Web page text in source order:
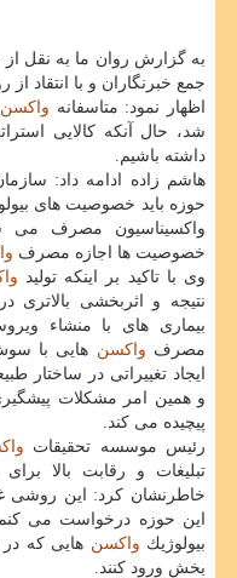
به گزارش روان ما به نقل
جمع خبرنگاران و با انتقاد
اظهار نمود: متاسفانه واكسن
شد، حال آنكه كالایی
داشته باشیم.
هاشم زاده ادامه داد:
حوزه باید خصوصیت های
واكسیناسیون مصرف می
خصوصیت ها اجازه مصرف
وی با تاكید بر اینكه تولید
نتیجه و اثربخشی بالاتری
بیماری های با منشاء
مصرف واكسن هایی با
ایجاد تغییراتی در
و همین امر مشكلات
پیچیده می كند.
رئیس موسسه تحقیقات
تبلیغات و رقابت بالا
خاطرنشان كرد: این روشی
این حوزه درخواست می
بیولوژیك واكسن هایی كه
بخش ورود كنند.